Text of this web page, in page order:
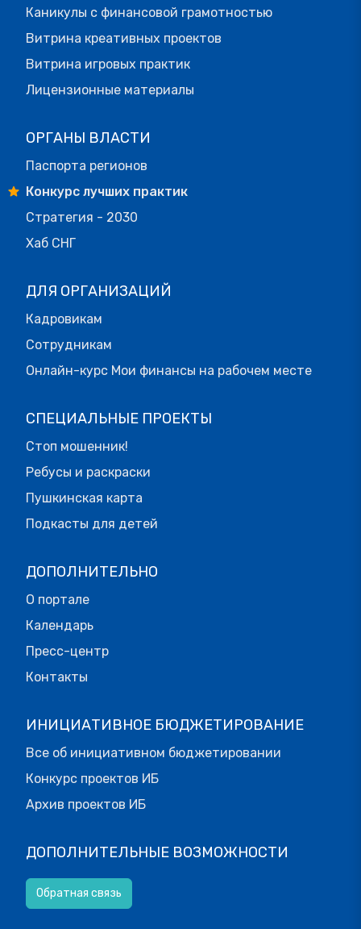
Каникулы с финансовой грамотностью
Витрина креативных проектов
Витрина игровых практик
Лицензионные материалы
ОРГАНЫ ВЛАСТИ
Паспорта регионов
Конкурс лучших практик
Стратегия - 2030
Хаб СНГ
ДЛЯ ОРГАНИЗАЦИЙ
Кадровикам
Сотрудникам
Онлайн-курс Мои финансы на рабочем месте
СПЕЦИАЛЬНЫЕ ПРОЕКТЫ
Стоп мошенник!
Ребусы и раскраски
Пушкинская карта
Подкасты для детей
ДОПОЛНИТЕЛЬНО
О портале
Календарь
Пресс-центр
Контакты
ИНИЦИАТИВНОЕ БЮДЖЕТИРОВАНИЕ
Все об инициативном бюджетировании
Конкурс проектов ИБ
Архив проектов ИБ
ДОПОЛНИТЕЛЬНЫЕ ВОЗМОЖНОСТИ
Обратная связь